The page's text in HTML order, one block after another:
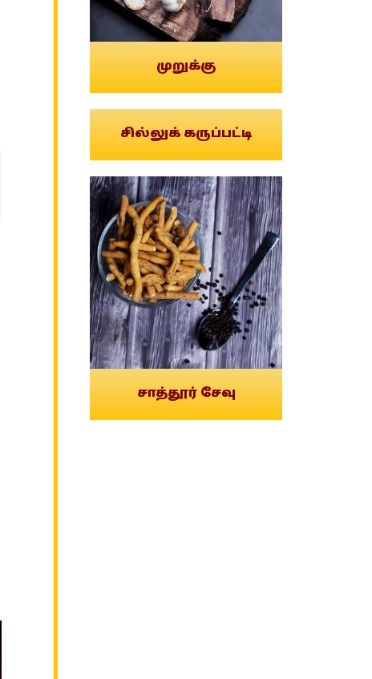
முறுக்கு
சில்லுக் கருப்பட்டி
சாத்தூர் சேவு